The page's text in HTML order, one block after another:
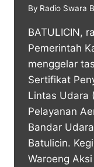
By Radio Swara
BATULICIN,
Pemerintah
menggelar
Sertifikat
Lintas Udara
Pelayanan
Bandar
Batulicin.
Waroeng